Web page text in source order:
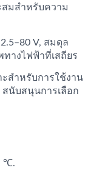
มสำหรับความ
V, สมดุล
างไฟฟ้าที่เสถียร
สำหรับการใช้งาน
นับสนุนการเลือก
℃.